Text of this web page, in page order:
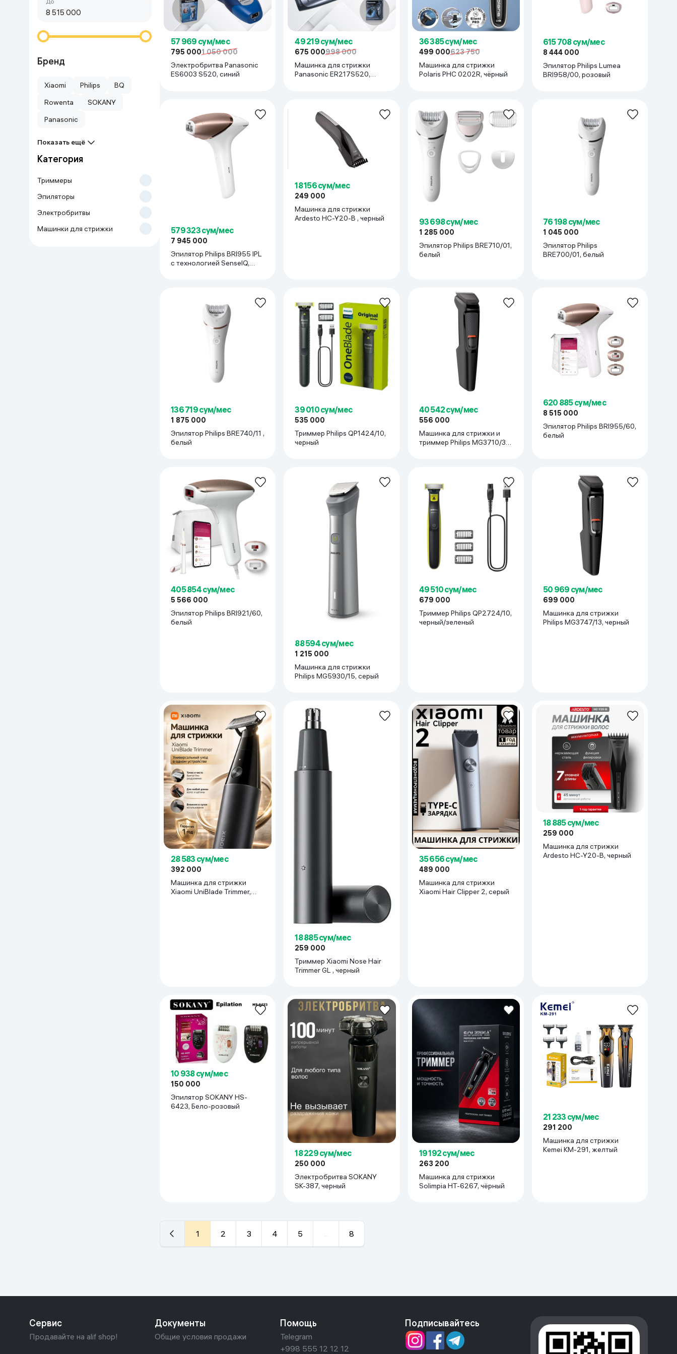
Спортивные товары
Строительство и ремонт
Ювелирные изделия
Товары для дома
Очки виртуальной реальности
Умные очки
Бренд
Xiaomi Philips
BQ
Rowenta
SOKANY
Panasonic
Показать ещё
Категория
Триммеры
Эпиляторы
Электробритвы
Машинки для стрижки
57 969 сум/мес
795 0001 050 000
Электробритва Panasonic
ES6003 S520, синий
49 219 сум/мес
675 000998 000
Машинка для стрижки
Panasonic ER217S520,
36 385 сум/мес
499 000623 750
Машинка для стрижки
Polaris PHC 0202R, чёрный
615 708 сум/мес
8 444 000
Эпилятор Philips Lumea
BRI958/00, розовый
579 323 сум/мес
7 945 000
Эпилятор Philips BRI955 IPL
с технологией SenseIQ,
18 156 сум/мес
249 000
Машинка для стрижки
Ardesto HC-Y20-B , черный
93 698 сум/мес
1 285 000
Эпилятор Philips BRE710/01,
белый
76 198 сум/мес
1 045 000
Эпилятор Philips
BRE700/01, белый
136 719 сум/мес
1 875 000
Эпилятор Philips BRE740/11 ,
белый
39 010 сум/мес
535 000
Триммер Philips QP1424/10,
черный
40 542 сум/мес
556 000
Машинка для стрижки и
триммер Philips MG3710/33,
620 885 сум/мес
8 515 000
Эпилятор Philips BRI955/60,
белый
405 854 сум/мес
5 566 000
Эпилятор Philips BRI921/60,
белый
88 594 сум/мес
1 215 000
Машинка для стрижки
Philips MG5930/15, серый
49 510 сум/мес
679 000
Триммер Philips QP2724/10,
черный/зеленый
50 969 сум/мес
699 000
Машинка для стрижки
Philips MG3747/13, черный
28 583 сум/мес
392 000
Машинка для стрижки
Xiaomi UniBlade Trimmer,
18 885 сум/мес
259 000
Триммер Xiaomi Nose Hair
Trimmer GL , черный
35 656 сум/мес
489 000
Машинка для стрижки
Xiaomi Hair Clipper 2, серый
18 885 сум/мес
259 000
Машинка для стрижки
Ardesto HC-Y20-B, черный
10 938 сум/мес
150 000
Эпилятор SOKANY HS-
6423, Бело-розовый
18 229 сум/мес
250 000
Электробритва SOKANY
SK-387, черный
19 192 сум/мес
263 200
Машинка для стрижки
Solimpia HT-6267, чёрный
21 233 сум/мес
291 200
Машинка для стрижки
Kemei KM-291, желтый
1 2 3 4 5 8
Сервис
Продавайте на alif shop!
Документы
Общие условия продажи
Помощь
Telegram
+998 555 12 12 12
Подписывайтесь